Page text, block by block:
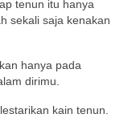
tenun itu hanya
sekali saja kenakan
hanya pada
dirimu.
kain tenun.